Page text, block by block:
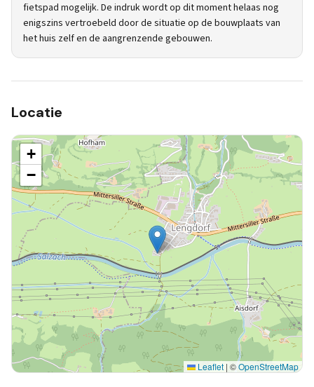
fietspad mogelijk. De indruk wordt op dit moment helaas nog
enigszins vertroebeld door de situatie op de bouwplaats van
het huis zelf en de aangrenzende gebouwen.
Locatie
+
−
Leaflet | ©OpenStreetMap